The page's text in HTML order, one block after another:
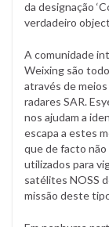
da designação
verdadeiro
A comunidade
Weixing são
através de
radares SAR.
nos ajudam a
escapa a estes
que de facto
utilizados para
satélites NOSS
missão deste